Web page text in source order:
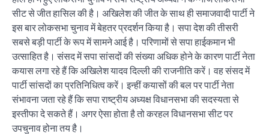
सीट से जीत हासिल की है। अखिलेश की जीत के साथ ही समाजवादी पार्टी ने
इस बार लोकसभा चुनाव में बेहतर प्रदर्शन किया है। सपा देश की तीसरी
सबसे बड़ी पार्टी के रूप में सामने आई है। परिणामों से सपा हाईकमान भी
उत्साहित है। संसद में सपा सांसदों की संख्या अधिक होने के कारण पार्टी नेता
कयास लगा रहे हैं कि अखिलेश यादव दिल्ली की राजनीति करें। वह संसद में
पार्टी सांसदों का प्रतिनिधित्व करें। इन्हीं कयासों की बल पर पार्टी नेता
संभावना जता रहे हैं कि सपा राष्ट्रीय अध्यक्ष विधानसभा की सदस्यता से
इस्तीफा दे सकते हैं। अगर ऐसा होता है तो करहल विधानसभा सीट पर
उपचुनाव होना तय है।